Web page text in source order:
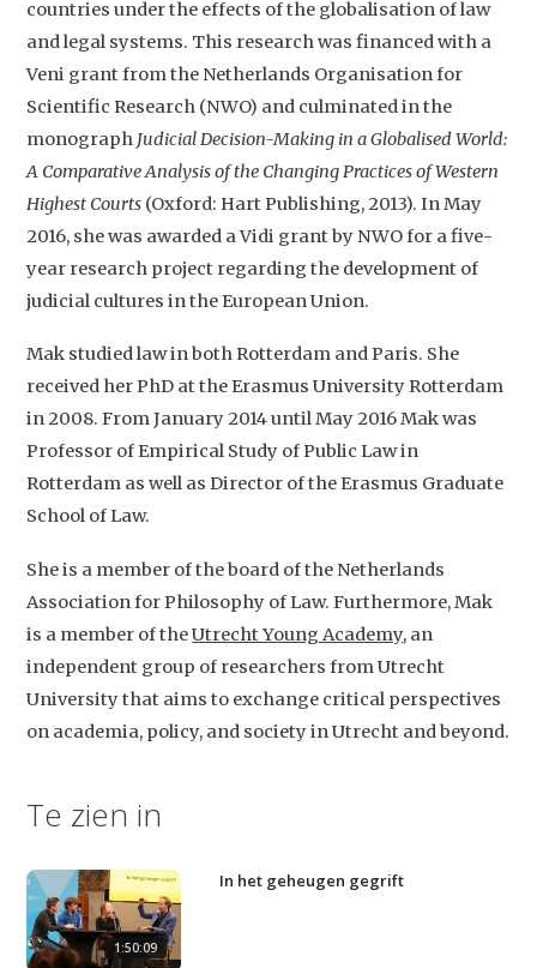
countries under the effects of the globalisation of law
and legal systems. This research was financed with a
Veni grant from the Netherlands Organisation for
Scientific Research (NWO) and culminated in the
monograph Judicial Decision-Making in a Globalised World:
A Comparative Analysis of the Changing Practices of Western
Highest Courts (Oxford: Hart Publishing, 2013). In May
2016, she was awarded a Vidi grant by NWO for a five-
year research project regarding the development of
judicial cultures in the European Union.
Mak studied law in both Rotterdam and Paris. She
received her PhD at the Erasmus University Rotterdam
in 2008. From January 2014 until May 2016 Mak was
Professor of Empirical Study of Public Law in
Rotterdam as well as Director of the Erasmus Graduate
School of Law.
She is a member of the board of the Netherlands
Association for Philosophy of Law. Furthermore, Mak
is a member of theUtrecht Young Academy, an
independent group of researchers from Utrecht
University that aims to exchange critical perspectives
on academia, policy, and society in Utrecht and beyond.
Te zien in
1:50:09
In het geheugen gegrift